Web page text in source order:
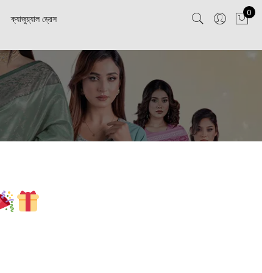
ক্যাজুয়্যাল ড্রেস
0